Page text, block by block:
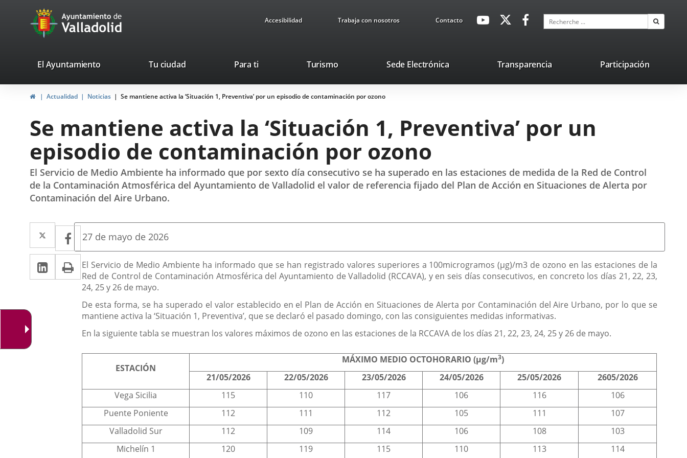
Portal
Web
Ayuntamiento
de
Accesibilidad Trabaja con nosotros ContactoavaHeaderSocial
Enlace
externa.
Enlace
aplicación
externa.
Enlace
aplicación
externa.
Recherche
valladolid.es
El Ayuntamiento Tu ciudad Para ti TurismoEste
se
abrirá
una
ventana
Sede ElectrónicaEnlace
una
Transparencia Participación
InicioActualidad Noticias Se mantiene activa la ‘Situación 1, Preventiva’ por un episodio de contaminación por ozono
Se mantiene activa la ‘Situación 1, Preventiva’ por un
episodio de contaminación por ozono
El Servicio de Medio Ambiente ha informado que por sexto día consecutivo se ha superado en las estaciones de medida de la Red de Control
de la Contaminación Atmosférica del Ayuntamiento de Valladolid el valor de referencia fijado del Plan de Acción en Situaciones de Alerta por
Contaminación del Aire Urbano.
Twitter
Enlace
a
una
aplicación
externa.
Facebook
Enlace
a
una
aplicación
externa.
LinkedIn
Enlace
a
aplicación
externa.
Imprimir
Fecha
la
noticia
27 de mayo de 2026
Descripción
El Servicio de Medio Ambiente ha informado que se han registrado valores superiores a 100microgramos (µg)/m3 de ozono en las estaciones de la
Red de Control de Contaminación Atmosférica del Ayuntamiento de Valladolid (RCCAVA), y en seis días consecutivos, en concreto los días 21, 22, 23,
24, 25 y 26 de mayo.
De esta forma, se ha superado el valor establecido en el Plan de Acción en Situaciones de Alerta por Contaminación del Aire Urbano, por lo que se
mantiene activa la ‘Situación 1, Preventiva’, que se declaró el pasado domingo, con las consiguientes medidas informativas.
En la siguiente tabla se muestran los valores máximos de ozono en las estaciones de la RCCAVA de los días 21, 22, 23, 24, 25 y 26 de mayo.
ESTACIÓN
MÁXIMO MEDIO OCTOHORARIO (µg/m3)
21/05/2026
22/05/2026 23/05/2026 24/05/2026 25/05/2026
2605/2026
Vega Sicilia
115 110 117 106 116
106
Puente Poniente
112 111 112 105 111
107
Valladolid Sur
112 109 114 106 108
103
Michelín 1
120 119 115 110 113 114